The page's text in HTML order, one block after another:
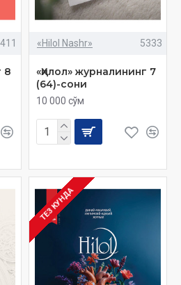
8
«Hilol Nashr» 5333
«Ҳилол» журналининг 7
(64)-сони
10 000 сўм
ТЕЗ КУНДА